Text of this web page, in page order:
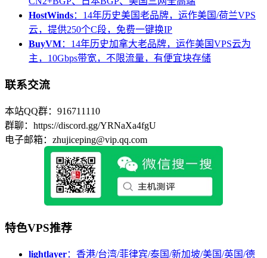
HostWinds：14年历史美国老品牌，运作美国/荷兰VPS
云，提供250个C段，免费一键换IP
BuyVM：14年历史加拿大老品牌，运作美国VPS云为
主，10Gbps带宽，不限流量，有便宜块存储
联系交流
本站QQ群：916711110
群聊：https://discord.gg/YRNaXa4fgU
电子邮箱：zhujiceping@vip.qq.com
特色VPS推荐
lightlayer：香港/台湾/菲律宾/泰国/新加坡/美国/英国/德